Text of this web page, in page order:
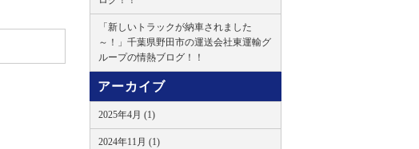
「新しいトラックが納車されました
～！」千葉県野田市の運送会社東運輸グ
ループの情熱ブログ！！
アーカイブ
2025年4月 (1)
2024年11月 (1)